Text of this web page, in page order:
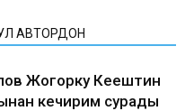
АВТОРДОН
Жогорку Кеңештин
кечирим сурады